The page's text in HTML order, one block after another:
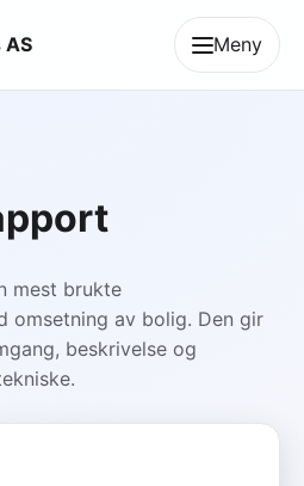
Meny
mest brukte
omsetning av bolig. Den gir
beskrivelse og